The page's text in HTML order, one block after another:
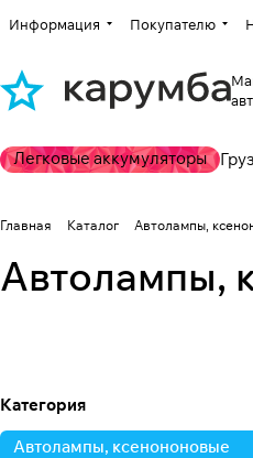
Информация Покупателю
Легковые аккумуляторы
Главная Каталог Автолампы,
Автолампы,
Ксеноновые лампы
Категория
Автолампы, ксенононовые